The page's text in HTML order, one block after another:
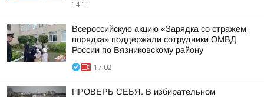
14:11
Всероссийскую акцию «Зарядка со стражем
порядка» поддержали сотрудники ОМВД
России по Вязниковскому району
17:02
ПРОВЕРЬ СЕБЯ. В избирательном